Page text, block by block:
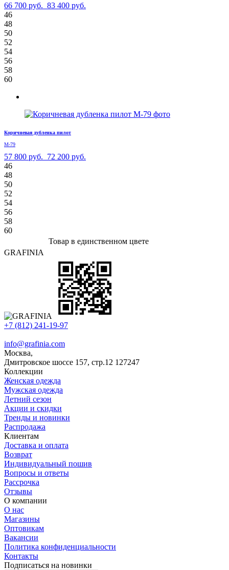
66 700 руб. 83 400 руб.
46
48
50
52
54
56
58
60
Коричневая дубленка пилот
М-79
57 800 руб. 72 200 руб.
46
48
50
52
54
56
58
60
Товар в единственном цвете
GRAFINIA
+7 (812) 241-19-97
info@grafinia.com
Москва,
Дмитровское шоссе 157, стр.12 127247
Коллекции
Женская одежда
Мужская одежда
Летний сезон
Акции и скидки
Тренды и новинки
Распродажа
Клиентам
Доставка и оплата
Возврат
Индивидуальный пошив
Вопросы и ответы
Рассрочка
Отзывы
О компании
О нас
Магазины
Оптовикам
Вакансии
Политика конфиденциальности
Контакты
Подписаться на новинки